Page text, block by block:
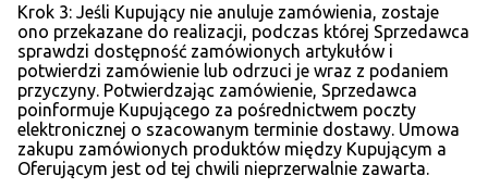
Krok 3: Jeśli Kupujący nie anuluje zamówienia, zostaje
ono przekazane do realizacji, podczas której Sprzedawca
sprawdzi dostępność zamówionych artykułów i
potwierdzi zamówienie lub odrzuci je wraz z podaniem
przyczyny. Potwierdzając zamówienie, Sprzedawca
poinformuje Kupującego za pośrednictwem poczty
elektronicznej o szacowanym terminie dostawy. Umowa
zakupu zamówionych produktów między Kupującym a
Oferującym jest od tej chwili nieprzerwalnie zawarta.